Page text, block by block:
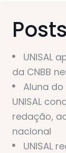
UNISAL
da CNBB
Aluna do
UNISAL
redação,
nacional
UNISAL